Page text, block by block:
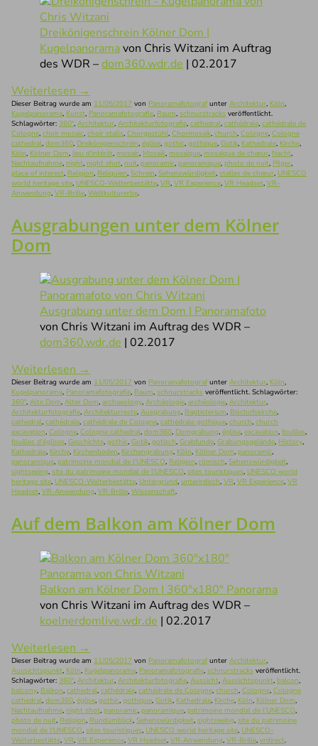
Dreikönigenschrein Kölner Dom |
Kugelpanoramavon Chris Witzani im Auftrag
des WDR –dom360.wdr.de | 02.2017
Weiterlesen →
Dieser Beitrag wurde am 11/05/2017 von Panoramafotografunter Architektur, Köln,
Kugelpanorama, Kunst, Panoramafotografie, Raum, schnurstracks veröffentlicht.
Schlagwörter: 360°, Architektur, Architekturfotografie, cathedral, cathédrale, cathédrale de
Cologne, choir mosaic, choir stalls, Chorgestühl, Chormosaik, church, Cologne, Cologne
cathedral, dom360, Dreikönigenschrein, église, gothic, gothique, Gotik, Kathedrale, Kirche,
Köln, Kölner Dom, lieu d'intérêt, mosaic, Mosaik, mosaïque, mosaïque de chœur, Nacht,
Nachtaufnahme, night, night shot, nuit, panoramic, panoramique, photo de nuit, Pilger,
place of interest, Religion, Reliquien, Schrein, Sehenswürdigkeit, stalles de chœur, UNESCO
world heritage site, UNESCO-Welterbestätte, VR, VR Experience, VR Headset, VR-
Anwendung, VR-Brille, Weltkulturerbe.
Ausgrabungen unter dem Kölner
Dom
Ausgrabung unter dem Dom | Panoramafoto
von Chris Witzani im Auftrag des WDR –
dom360.wdr.de | 02.2017
Weiterlesen →
Dieser Beitrag wurde am 11/05/2017 von Panoramafotografunter Architektur, Köln,
Kugelpanorama, Panoramafotografie, Raum, schnurstracks veröffentlicht. Schlagwörter:
360°, Alte Dom, Alter Dom, archaeology, Archäologie, archéologie, Architektur,
Architekturfotografie, Architekturreste, Ausgrabung, Baptisterium, Bischofskirche,
cathedral, cathédrale, cathédrale de Cologne, cathédrale gothique, church, church
excavation, Cologne, Cologne cathedral, dom360, Domgrabung, église, excavation, fouilles,
fouilles d'églises, Geschichte, gothic, Gotik, gotisch, Grabfunde, Grabungsgelände, History,
Kathedrale, Kirche, Kirchenboden, Kirchengrabung, Köln, Kölner Dom, panoramic,
panoramique, patrimoine mondial de l'UNESCO, Religion, römisch, Sehenswürdigkeit,
sightseeing, site du patrimoine mondial de l'UNESCO, sites touristiques, UNESCO world
heritage site, UNESCO-Welterbestätte, Untergrund, unterirdisch, VR, VR Experience, VR
Headset, VR-Anwendung, VR-Brille, Wissenschaft.
Auf dem Balkon am Kölner Dom
Balkon am Kölner Dom | 360°x180° Panorama
von Chris Witzani im Auftrag des WDR –
koelnerdomlive.wdr.de | 02.2017
Weiterlesen →
Dieser Beitrag wurde am 11/05/2017 von Panoramafotografunter Architektur,
Aussichtspunkt, Köln, Kugelpanorama, Panoramafotografie, schnurstracks veröffentlicht.
Schlagwörter: 360°, Architektur, Architekturfotografie, Aussicht, Aussichtspunkt, balcon,
balcony, Balkon, cathedral, cathédrale, cathédrale de Cologne, church, Cologne, Cologne
cathedral, dom360, église, gothic, gothique, Gotik, Kathedrale, Kirche, Köln, Kölner Dom,
Nachtaufnahme, night shot, panoramic, panoramique, patrimoine mondial de l'UNESCO,
photo de nuit, Religion, Rundumblick, Sehenswürdigkeit, sightseeing, site du patrimoine
mondial de l'UNESCO, sites touristiques, UNESCO world heritage site, UNESCO-
Welterbestätte, VR, VR Experience, VR Headset, VR-Anwendung, VR-Brille, vrdirect.